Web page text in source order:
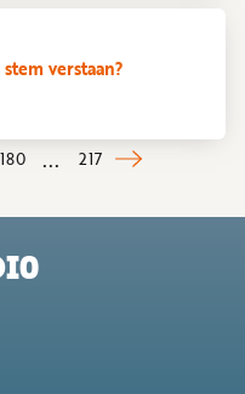
verstaan?
180 ... 217